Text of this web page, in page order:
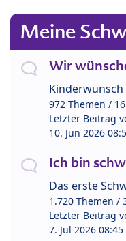
Meine
Wir
972 Themen /
Letzter Beitrag
10. Jun 2026
Ich bin
Das erste
1.720 Themen /
Letzter Beitrag
7. Jul 2026 08:45